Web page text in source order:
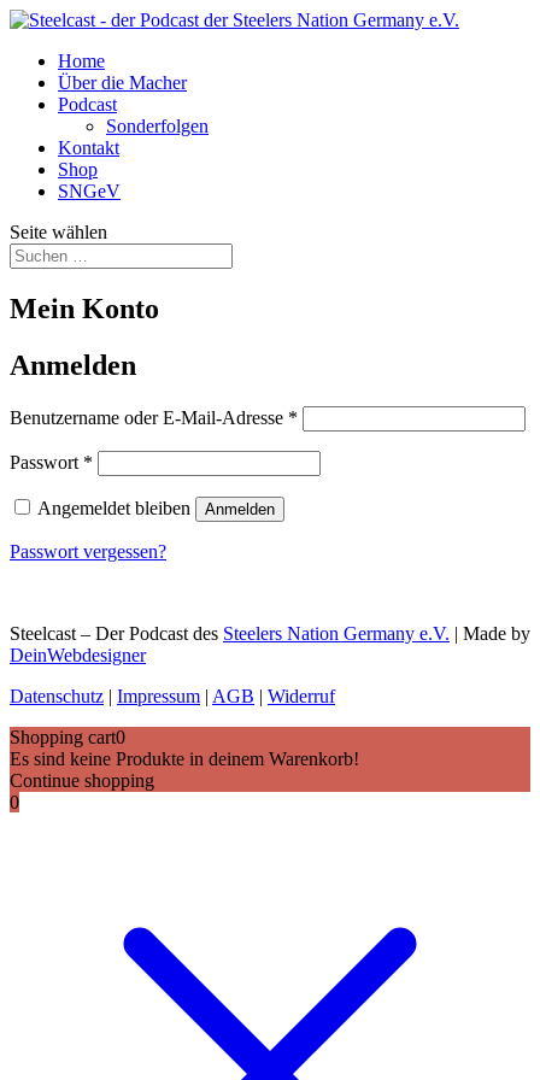
Home
Über die Macher
Podcast
Sonderfolgen
Kontakt
Shop
SNGeV
Seite wählen
Mein Konto
Anmelden
Benutzername oder E-Mail-Adresse *
Passwort *
Angemeldet bleiben Anmelden
Passwort vergessen?
Steelcast – Der Podcast des Steelers Nation Germany e.V. | Made by
DeinWebdesigner
Datenschutz | Impressum | AGB | Widerruf
Shopping cart0
Es sind keine Produkte in deinem Warenkorb!
Continue shopping
0